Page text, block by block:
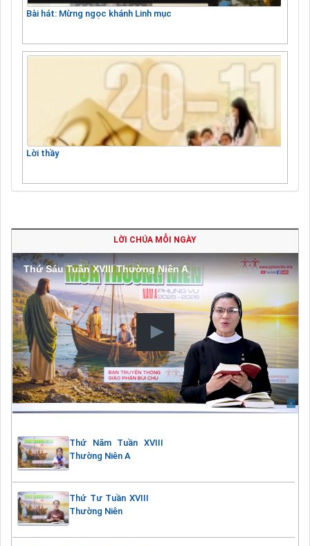
Bài hát: Mừng ngọc khánh Linh mục
Lời thầy
LỜI CHÚA MỖI NGÀY
Thứ Sáu Tuần XVIII Thường Niên A
Thứ Năm Tuần XVIII
Thường Niên A
Thứ Tư Tuần XVIII
Thường Niên